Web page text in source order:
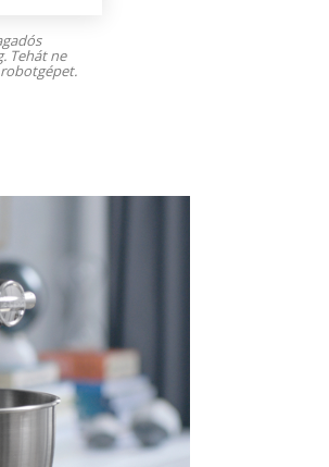
Tehát ne
robotgépet.